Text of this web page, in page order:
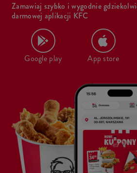
Zamawiaj szybko i wygodnie
darmowej aplikacji KFC
Google play App store